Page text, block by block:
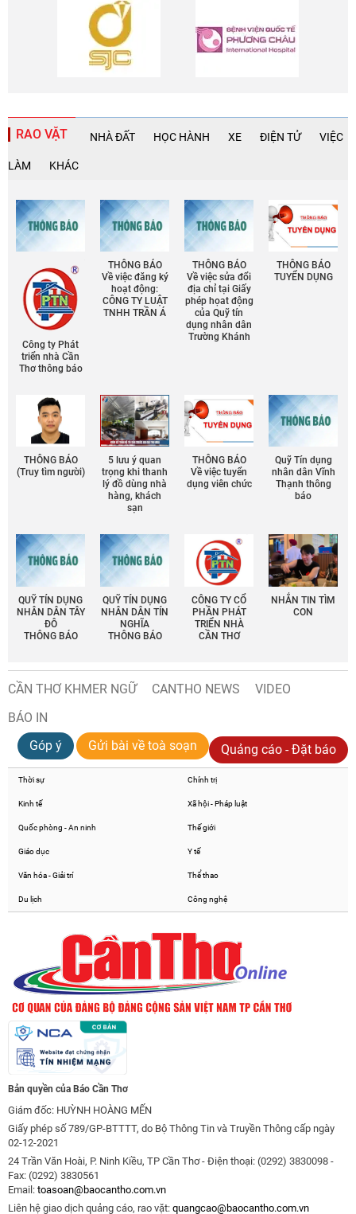
RAO VẶT NHÀ ĐẤT HỌC HÀNH XE ĐIỆN TỬ VIỆC
LÀM KHÁC
Công ty Phát
triển nhà Cần
Thơ thông báo
THÔNG BÁO
Về việc đăng ký
hoạt động:
CÔNG TY LUẬT
TNHH TRẦN Á
THÔNG BÁO
Về việc sửa đổi
địa chỉ tại Giấy
phép họat động
của Quỹ tín
dụng nhân dân
Trường Khánh
THÔNG BÁO
TUYỂN DỤNG
THÔNG BÁO
(Truy tìm người)
5 lưu ý quan
trọng khi thanh
lý đồ dùng nhà
hàng, khách
sạn
THÔNG BÁO
Về việc tuyển
dụng viên chức
Quỹ Tín dụng
nhân dân Vĩnh
Thạnh thông
báo
QUỸ TÍN DỤNG
NHÂN DÂN TÂY
ĐÔ
THÔNG BÁO
QUỸ TÍN DỤNG
NHÂN DÂN TÍN
NGHĨA
THÔNG BÁO
CÔNG TY CỔ
PHẦN PHÁT
TRIỂN NHÀ
CẦN THƠ
NHẮN TIN TÌM
CON
CẦN THƠ KHMER NGỮ CANTHO NEWS
VIDEO
BÁO IN
Góp ý
Gửi bài về toà soạn Quảng cáo - Đặt báo
Thời sự Chính trị
Kinh tế Xã hội - Pháp luật
Quốc phòng - An ninh Thế giới
Giáo dục Y tế
Văn hóa - Giải trí Thể thao
Du lịch Công nghệ
Bản quyền của Báo Cần Thơ
Giám đốc: HUỲNH HOÀNG MẾN
Giấy phép số 789/GP-BTTTT, do Bộ Thông Tin và Truyền Thông cấp ngày
02-12-2021
24 Trần Văn Hoài, P. Ninh Kiều, TP Cần Thơ - Điện thoại: (0292) 3830098 -
Fax: (0292) 3830561
Email: toasoan@baocantho.com.vn
Liên hệ giao dịch quảng cáo, rao vặt: quangcao@baocantho.com.vn